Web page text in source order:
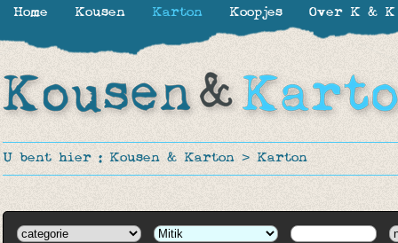
U bent hier : Kousen & Karton > Karton
Home Kousen Karton Koopjes Over K & K